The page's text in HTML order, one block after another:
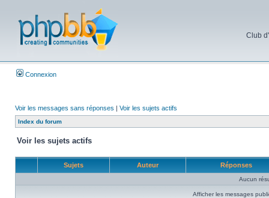
Club
Connexion
Voir les messages sans réponses | Voir les sujets actifs
Index du forum
Voir les sujets actifs
Sujets Auteur Réponses
Aucun
Afficher les messages